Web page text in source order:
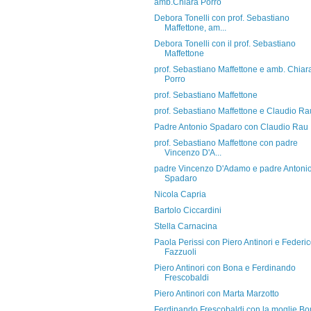
amb.Chiara Porro
Debora Tonelli con prof. Sebastiano
Maffettone, am...
Debora Tonelli con il prof. Sebastiano
Maffettone
prof. Sebastiano Maffettone e amb.
Porro
prof. Sebastiano Maffettone
prof. Sebastiano Maffettone e Claudio
Padre Antonio Spadaro con Claudio Rau
prof. Sebastiano Maffettone con padre
Vincenzo D'A...
padre Vincenzo D'Adamo e padre
Spadaro
Nicola Capria
Bartolo Ciccardini
Stella Carnacina
Paola Perissi con Piero Antinori e
Fazzuoli
Piero Antinori con Bona e Ferdinando
Frescobaldi
Piero Antinori con Marta Marzotto